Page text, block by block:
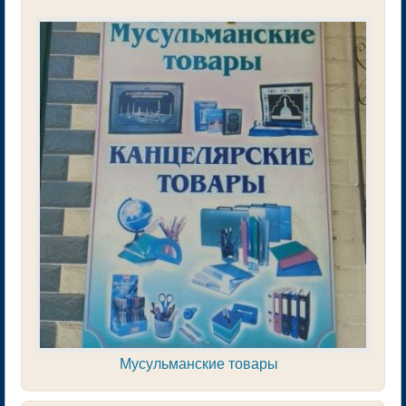
Мусульманские товары